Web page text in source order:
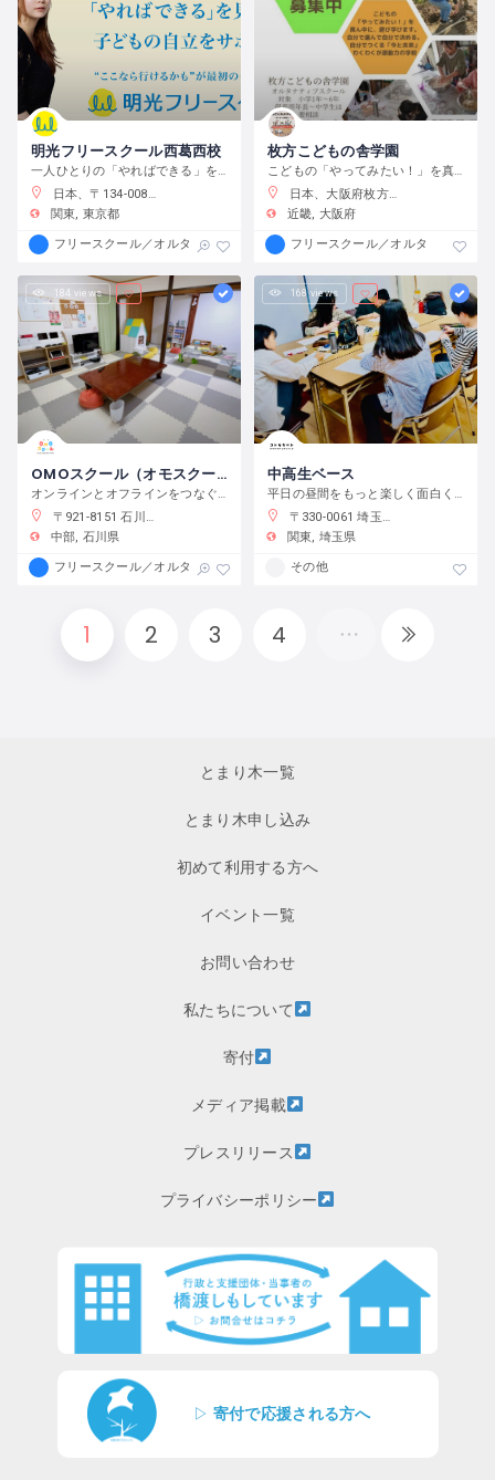
明光フリースクール西葛西校
一人ひとりの「やればできる」を見つけ、育む
日本、〒134-0088 東京都江戸川区西葛西６−１０−１４ 正栄ビル
関東
東京都
フリースクール／オルタナティブスクール
枚方こどもの舎学園
こどもの「やってみたい！」を真ん中に、遊び、学び、活動する、わくわくが原動力の学校です。
日本、大阪府枚方市渚元町２１−３１
近畿 大阪府
フリースクール／オルタナティブス
184 views
OMOスクール（オモスクール）
オンラインとオフラインをつなぐフリースクール
〒921-8151 石川県金沢市窪３丁目１３６−１
中部 石川県
フリースクール／オルタナティブスクール
168 views
中高生ベース
平日の昼間をもっと楽しく面白く！
〒330-0061 埼玉県さいたま市浦和区常磐７丁目４−１ 埼玉りそな銀行さいたま研修センター
関東
埼玉県
その他
1 2 3 4
とまり木一覧
とまり木申し込み
初めて利用する方へ
イベント一覧
お問い合わせ
私たちについて
寄付
メディア掲載
プレスリリース
プライバシーポリシー
▷ 寄付で応援される方へ